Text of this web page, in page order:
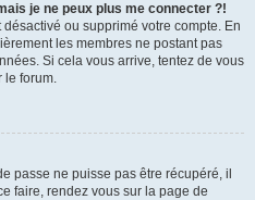
je ne peux plus me connecter ?!
désactivé ou supprimé votre compte. En
les membres ne postant pas
Si cela vous arrive, tentez de vous
le forum.
passe ne puisse pas être récupéré, il
faire, rendez vous sur la page de